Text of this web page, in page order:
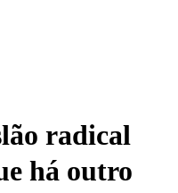
radical
há outro